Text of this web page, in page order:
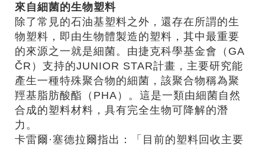
來自細菌的生物塑料
除了常見的石油基塑料之外，還存在所謂的生
物塑料，即由生物體製造的塑料，其中最重要
的來源之一就是細菌。由捷克科學基金會（GA
ČR）支持的JUNIOR STAR計畫，主要研究能
產生一種特殊聚合物的細菌，該聚合物稱為聚
羥基脂肪酸酯（PHA）。這是一類由細菌自然
合成的塑料材料，具有完全生物可降解的潛
力。
卡雷爾·塞德拉爾指出：「目前的塑料回收主要